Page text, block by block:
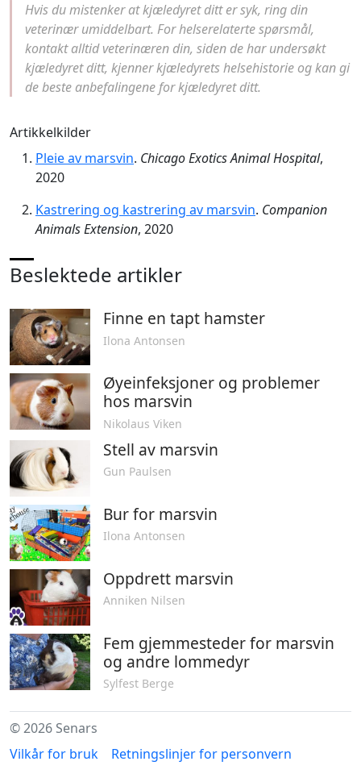
Hvis du mistenker at kjæledyret ditt er syk, ring din
veterinær umiddelbart. For helserelaterte spørsmål,
kontakt alltid veterinæren din, siden de har undersøkt
kjæledyret ditt, kjenner kjæledyrets helsehistorie og kan gi
de beste anbefalingene for kjæledyret ditt.
Artikkelkilder
Pleie av marsvin. Chicago Exotics Animal Hospital,
2020
Kastrering og kastrering av marsvin. Companion
Animals Extension, 2020
Beslektede artikler
Finne en tapt hamster
Ilona Antonsen
Øyeinfeksjoner og problemer
hos marsvin
Nikolaus Viken
Stell av marsvin
Gun Paulsen
Bur for marsvin
Ilona Antonsen
Oppdrett marsvin
Anniken Nilsen
Fem gjemmesteder for marsvin
og andre lommedyr
Sylfest Berge
© 2026 Senars
Vilkår for bruk
Retningslinjer for personvern